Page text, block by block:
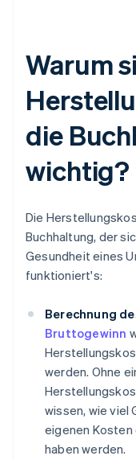
Warum
die
wichtig?
Die
Buchhaltung, der
Gesundheit eines
funktioniert's:
Berechnung
Bruttogewinn
werden. Ohne
wissen, wie viel
eigenen
haben werden.